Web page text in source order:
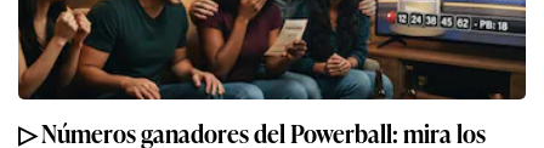
▷ Números ganadores del Powerball: mira los